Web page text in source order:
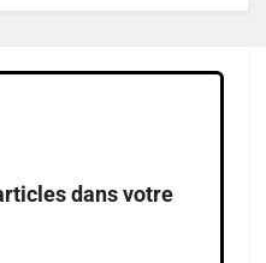
dans votre